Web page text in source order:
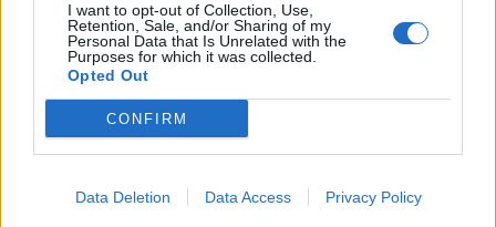
I want to opt-out of Collection, Use,
Retention, Sale, and/or Sharing of my
Personal Data that Is Unrelated with the
Purposes for which it was collected.
Opted Out
CONFIRM
Data Deletion Data Access Privacy Policy
06/08/26|16:18
Apple: Προσφεύγει στη
Δικαιοσύνη κατά της OpenAI για
φερόμενη υπεξαίρεση εμπορικών
06/08/26|16:09